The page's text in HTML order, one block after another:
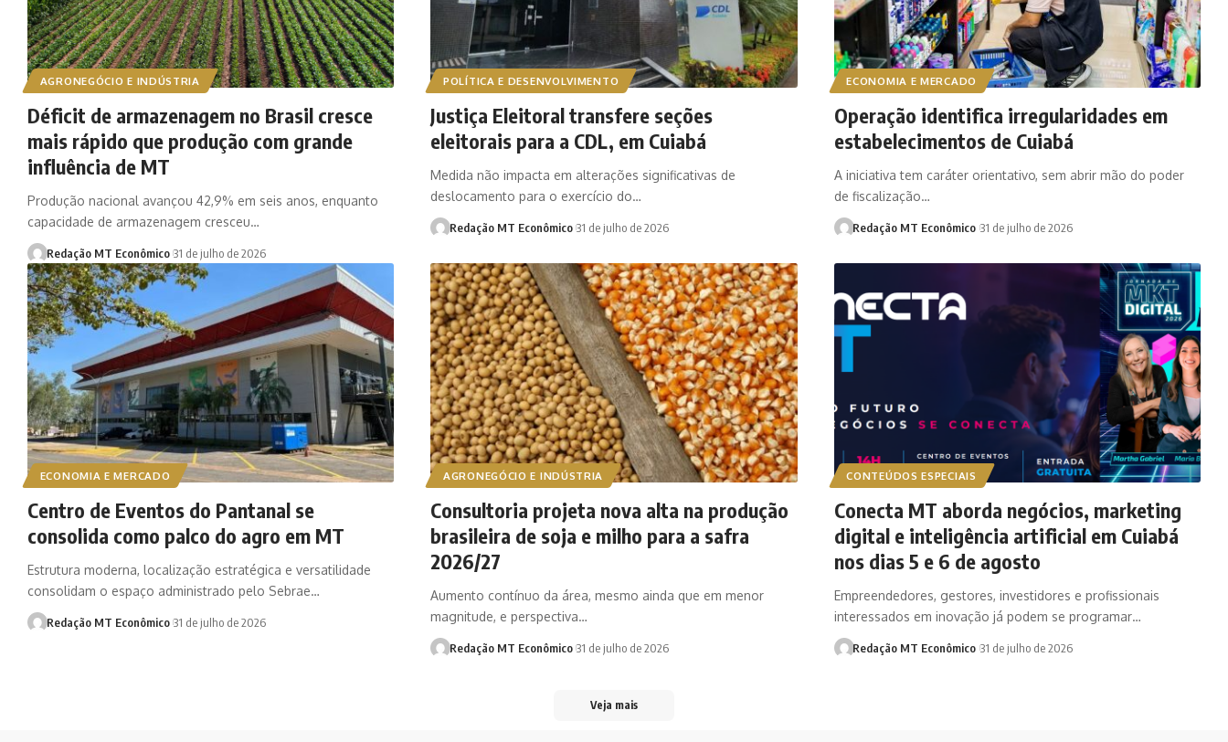
AGRONEGÓCIO E INDÚSTRIA
Déficit de armazenagem no Brasil cresce
mais rápido que produção com grande
influência de MT
Produção nacional avançou 42,9% em seis anos, enquanto
capacidade de armazenagem cresceu…
Redação MT Econômico 31 de julho de 2026
POLÍTICA E DESENVOLVIMENTO
Justiça Eleitoral transfere seções
eleitorais para a CDL, em Cuiabá
Medida não impacta em alterações significativas de
deslocamento para o exercício do…
Redação MT Econômico 31 de julho de 2026
ECONOMIA E MERCADO
Operação identifica irregularidades em
estabelecimentos de Cuiabá
A iniciativa tem caráter orientativo, sem abrir mão do poder
de fiscalização…
Redação MT Econômico 31 de julho de 2026
ECONOMIA E MERCADO
Centro de Eventos do Pantanal se
consolida como palco do agro em MT
Estrutura moderna, localização estratégica e versatilidade
consolidam o espaço administrado pelo Sebrae…
Redação MT Econômico 31 de julho de 2026
AGRONEGÓCIO E INDÚSTRIA
Consultoria projeta nova alta na produção
brasileira de soja e milho para a safra
2026/27
Aumento contínuo da área, mesmo ainda que em menor
magnitude, e perspectiva…
Redação MT Econômico 31 de julho de 2026
CONTEÚDOS ESPECIAIS
Conecta MT aborda negócios, marketing
digital e inteligência artificial em Cuiabá
nos dias 5 e 6 de agosto
Empreendedores, gestores, investidores e profissionais
interessados em inovação já podem se programar…
Redação MT Econômico 31 de julho de 2026
Veja mais